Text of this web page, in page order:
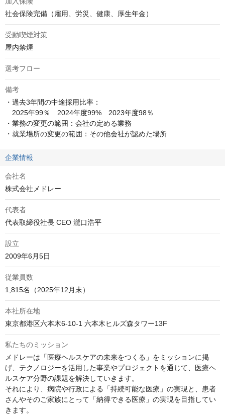
社会保険完備（雇用、労災、健康、厚生年金）
受動喫煙対策
屋内禁煙
選考フロー
備考
・過去3年間の中途採用比率：
2025年99％　2024年度99%　2023年度98％
・業務の変更の範囲：会社の定める業務
・就業場所の変更の範囲：その他会社が認めた場所
企業情報
会社名
株式会社メドレー
代表者
代表取締役社長 CEO 瀧口浩平
設立
2009年6月5日
従業員数
1,815名（2025年12月末）
本社所在地
東京都港区六本木6-10-1 六本木ヒルズ森タワー13F
私たちのミッション
メドレーは「医療ヘルスケアの未来をつくる」をミッションに掲
げ、テクノロジーを活用した事業やプロジェクトを通じて、医療ヘ
ルスケア分野の課題を解決していきます。
それにより、病院や行政による「持続可能な医療」の実現と、患者
さんやそのご家族にとって「納得できる医療」の実現を目指してい
きます。